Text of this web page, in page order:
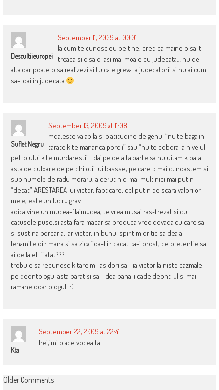
Descultiieuropei
September 11, 2009 at 00:01
la cum te cunosc eu pe tine, cred ca maine o sa-ti
treaca si o sa o lasi mai moale cu judecata… nu de
alta dar poate o sa realizezi si tu ca e greva la judecatorii si nu ai cum
sa-l dai in judecata
…
Suflet Negru
September 13, 2009 at 11:08
mda,este valabila si o atitudine de genul “nu te baga in
tarate k te mananca porcii” sau “nu te cobora la nivelul
petrolului k te murdaresti”… da’ pe de alta parte sa nu uitam k pata
asta de culoare de pe chilotii lui bassse, pe care o mai cunoastem si
sub numele de radu moraru, a cerut nici mai mult nici mai putin
“decat” ARESTAREA lui victor, fapt care, cel putin pe scara valorilor
mele, este un lucru grav…
adica vine un mucea-flaimucea, te vrea musai ras-frezat si cu
catusele puse,si asta fara macar sa produca vreo dovada cu care sa-
si sustina porcaria, iar victor, in bunul spirit mioritic sa dea a
lehamite din mana si sa zica “da-l in cacat ca-i prost, ce pretentie sa
ai de la el…” atat???
trebuie sa recunosc k tare mi-as dori sa-l ia victor la niste cazmale
pe deontologul asta parat si sa-i dea pana-i cade deont-ul si mai
ramane doar ologul…:)
Kta
September 22, 2009 at 22:41
hei,imi place vocea ta
COMMENT
Older Comments